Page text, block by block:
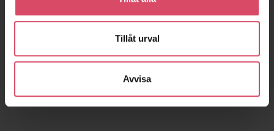
Tillåt urval
Avvisa